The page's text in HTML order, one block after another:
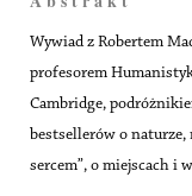
Wywiad z Robertem
profesorem
Cambridge,
bestsellerów o naturze,
sercem”, o miejscach i